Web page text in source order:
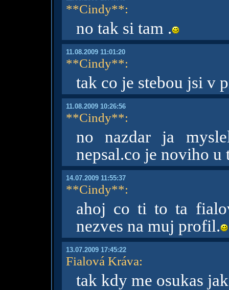
**Cindy**:
no tak si tam .
11.08.2009 11:01:20
**Cindy**:
tak co je stebou jsi v
11.08.2009 10:26:56
**Cindy**:
no nazdar ja
nepsal.co je noviho u
14.07.2009 11:55:37
**Cindy**:
ahoj co ti to ta
nezves na muj profil.
13.07.2009 17:45:22
Fialová Kráva:
tak kdy me osukas